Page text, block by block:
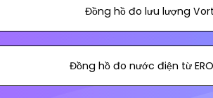
Đồng hồ đo lưu lượng
Đồng hồ đo nước điện từ